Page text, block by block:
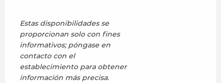
Estas disponibilidades se
proporcionan solo con fines
informativos; póngase en
contacto con el
establecimiento para obtener
información más precisa.